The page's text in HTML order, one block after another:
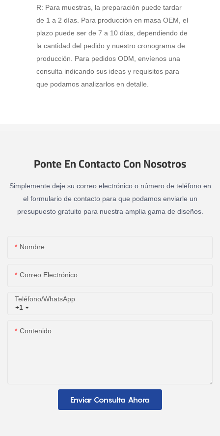
R: Para muestras, la preparación puede tardar
de 1 a 2 días. Para producción en masa OEM, el
plazo puede ser de 7 a 10 días, dependiendo de
la cantidad del pedido y nuestro cronograma de
producción. Para pedidos ODM, envíenos una
consulta indicando sus ideas y requisitos para
que podamos analizarlos en detalle.
Ponte En Contacto Con Nosotros
Simplemente deje su correo electrónico o número de teléfono en
el formulario de contacto para que podamos enviarle un
presupuesto gratuito para nuestra amplia gama de diseños.
Nombre
Correo Electrónico
+1
Teléfono/WhatsApp
Contenido
Enviar Consulta Ahora